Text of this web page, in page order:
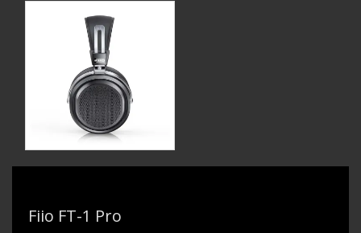
Fiio FT-1 Pro